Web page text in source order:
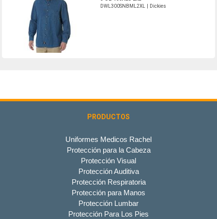
DWL300SNBML2XL | Dickies
PRODUCTOS
Uniformes Medicos Rachel
Protección para la Cabeza
Protección Visual
Protección Auditiva
Protección Respiratoria
Protección para Manos
Protección Lumbar
Protección Para Los Pies